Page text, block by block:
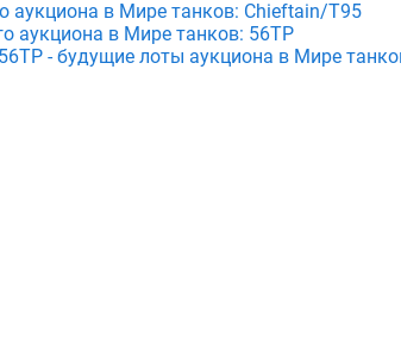
аукциона в Мире танков: Chieftain/T95
аукциона в Мире танков: 56TP
- будущие лоты аукциона в Мире